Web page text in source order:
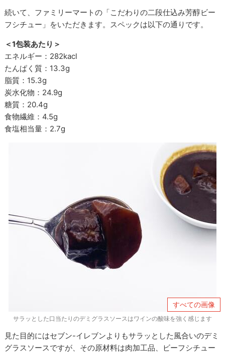
続いて、ファミリーマートの「こだわりの二段仕込み芳醇ビー
フシチュー」をいただきます。スペックは以下の通りです。
＜1包装あたり＞
エネルギー： 282kacl
たんぱく質： 13.3g
脂質： 15.3g
炭水化物： 24.9g
糖質： 20.4g
食物繊維： 4.5g
食塩相当量： 2.7g
すべての画像
サラッとした口当たりのデミグラスソースはワインの酸味を強く感じます
見た目的にはセブン-イレブンよりもサラッとした風合いのデミ
グラスソースですが、その原材料は肉加工品、ビーフシチュー